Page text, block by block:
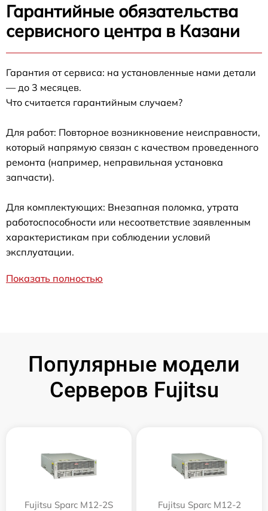
Гарантийные обязательства
сервисного центра в Казани
Гарантия от сервиса: на установленные нами детали
— до 3 месяцев.
Что считается гарантийным случаем?
Для работ: Повторное возникновение неисправности,
который напрямую связан с качеством проведенного
ремонта (например, неправильная установка
запчасти).
Для комплектующих: Внезапная поломка, утрата
работоспособности или несоответствие заявленным
характеристикам при соблюдении условий
эксплуатации.
Показать полностью
Популярные модели
Серверов Fujitsu
Fujitsu Sparc M12-2S Fujitsu Sparc M12-2